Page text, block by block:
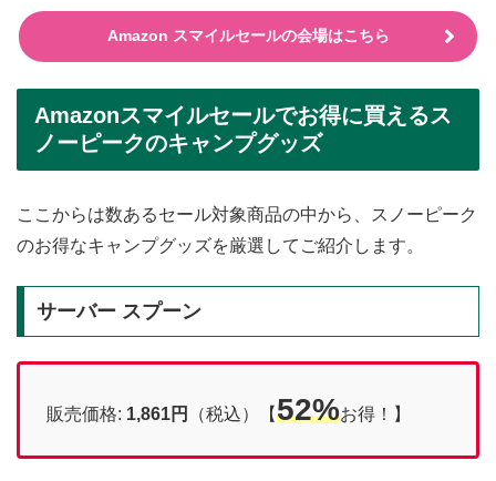
Amazon スマイルセールの会場はこちら
Amazonスマイルセールでお得に買えるス
ノーピークのキャンプグッズ
ここからは数あるセール対象商品の中から、スノーピーク
のお得なキャンプグッズを厳選してご紹介します。
サーバー スプーン
販売価格: 1,861円 （税込）【52%お得！】